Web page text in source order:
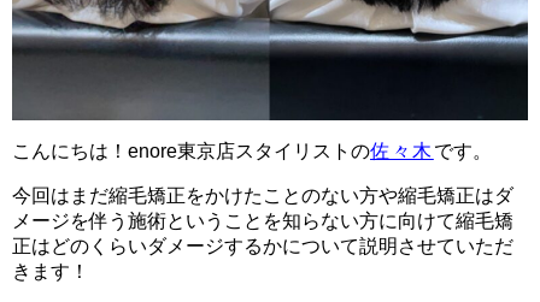
こんにちは！enore東京店スタイリストの佐々木 です。
今回はまだ縮毛矯正をかけたことのない方や縮毛矯正はダ
メージを伴う施術ということを知らない方に向けて縮毛矯
正はどのくらいダメージするかについて説明させていただ
きます！